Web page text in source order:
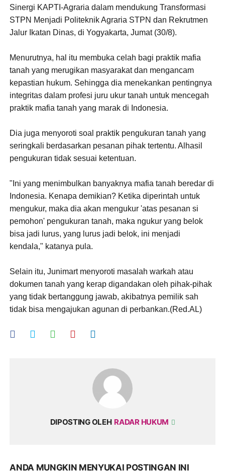
Sinergi KAPTI-Agraria dalam mendukung Transformasi
STPN Menjadi Politeknik Agraria STPN dan Rekrutmen
Jalur Ikatan Dinas, di Yogyakarta, Jumat (30/8).
Menurutnya, hal itu membuka celah bagi praktik mafia
tanah yang merugikan masyarakat dan mengancam
kepastian hukum. Sehingga dia menekankan pentingnya
integritas dalam profesi juru ukur tanah untuk mencegah
praktik mafia tanah yang marak di Indonesia.
Dia juga menyoroti soal praktik pengukuran tanah yang
seringkali berdasarkan pesanan pihak tertentu. Alhasil
pengukuran tidak sesuai ketentuan.
"Ini yang menimbulkan banyaknya mafia tanah beredar di
Indonesia. Kenapa demikian? Ketika diperintah untuk
mengukur, maka dia akan mengukur 'atas pesanan si
pemohon' pengukuran tanah, maka ngukur yang belok
bisa jadi lurus, yang lurus jadi belok, ini menjadi
kendala," katanya pula.
Selain itu, Junimart menyoroti masalah warkah atau
dokumen tanah yang kerap digandakan oleh pihak-pihak
yang tidak bertanggung jawab, akibatnya pemilik sah
tidak bisa mengajukan agunan di perbankan.(Red.AL)
DIPOSTING OLEH RADAR HUKUM
ANDA MUNGKIN MENYUKAI POSTINGAN INI